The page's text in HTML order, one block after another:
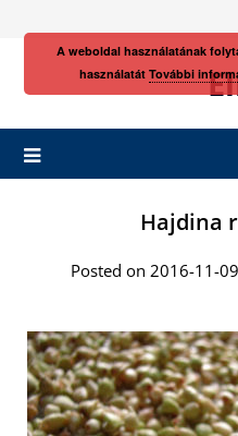
Hajdina
Posted on 2016-11-09
A weboldal használatának
használatát További